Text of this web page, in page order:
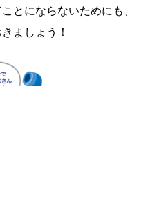
とにならないためにも、
ましょう！